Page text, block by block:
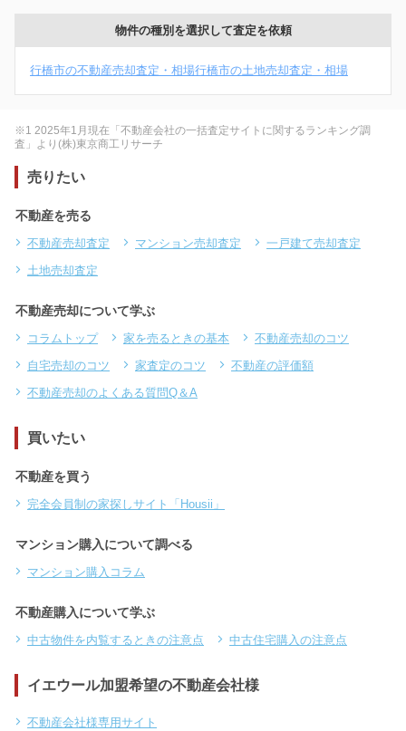
物件の種別を選択して査定を依頼
行橋市の不動産売却査定・相場行橋市の土地売却査定・相場
※1 2025年1月現在「不動産会社の一括査定サイトに関するランキング調
査」より(株)東京商工リサーチ
売りたい
不動産を売る
不動産売却査定 マンション売却査定
一戸建て売却査定
土地売却査定
不動産売却について学ぶ
コラムトップ 家を売るときの基本
不動産売却のコツ
自宅売却のコツ
家査定のコツ
不動産の評価額
不動産売却のよくある質問Q＆A
買いたい
不動産を買う
完全会員制の家探しサイト「Housii」
マンション購入について調べる
マンション購入コラム
不動産購入について学ぶ
中古物件を内覧するときの注意点 中古住宅購入の注意点
イエウール加盟希望の不動産会社様
不動産会社様専用サイト